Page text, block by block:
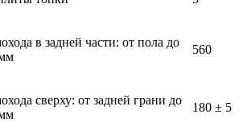
в задней части: от пола до
560
сверху: от задней грани до
180 ± 5